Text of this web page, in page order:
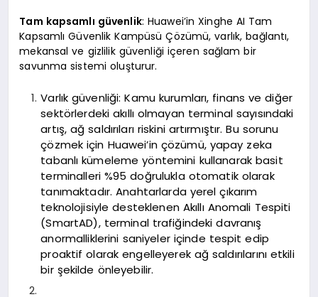
Tam kapsamlı güvenlik: Huawei’in Xinghe AI Tam
Kapsamlı Güvenlik Kampüsü Çözümü, varlık, bağlantı,
mekansal ve gizlilik güvenliği içeren sağlam bir
savunma sistemi oluşturur.
Varlık güvenliği: Kamu kurumları, finans ve diğer
sektörlerdeki akıllı olmayan terminal sayısındaki
artış, ağ saldırıları riskini artırmıştır. Bu sorunu
çözmek için Huawei’in çözümü, yapay zeka
tabanlı kümeleme yöntemini kullanarak basit
terminalleri %95 doğrulukla otomatik olarak
tanımaktadır. Anahtarlarda yerel çıkarım
teknolojisiyle desteklenen Akıllı Anomali Tespiti
(SmartAD), terminal trafiğindeki davranış
anormalliklerini saniyeler içinde tespit edip
proaktif olarak engelleyerek ağ saldırılarını etkili
bir şekilde önleyebilir.